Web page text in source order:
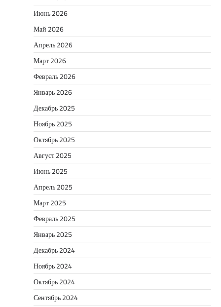
Июнь 2026
Май 2026
Апрель 2026
Март 2026
Февраль 2026
Январь 2026
Декабрь 2025
Ноябрь 2025
Октябрь 2025
Август 2025
Июнь 2025
Апрель 2025
Март 2025
Февраль 2025
Январь 2025
Декабрь 2024
Ноябрь 2024
Октябрь 2024
Сентябрь 2024